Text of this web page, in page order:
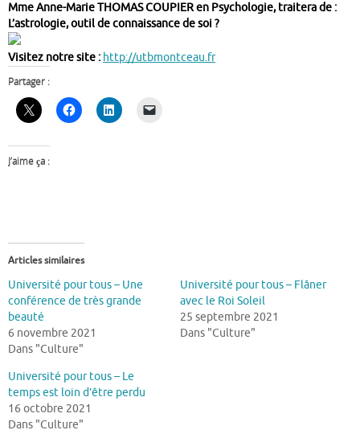
Mme Anne-Marie THOMAS COUPIERen Psychologie, traitera de :
L’astrologie, outil de connaissance de soi ?
Visitez notre site :http://utbmontceau.fr
Partager :
J’aime ça :
Articles similaires
Université pour tous – Une
conférence de très grande
beauté
6 novembre 2021
Dans "Culture"
Université pour tous – Flâner
avec le Roi Soleil
25 septembre 2021
Dans "Culture"
Université pour tous – Le
temps est loin d’être perdu
16 octobre 2021
Dans "Culture"